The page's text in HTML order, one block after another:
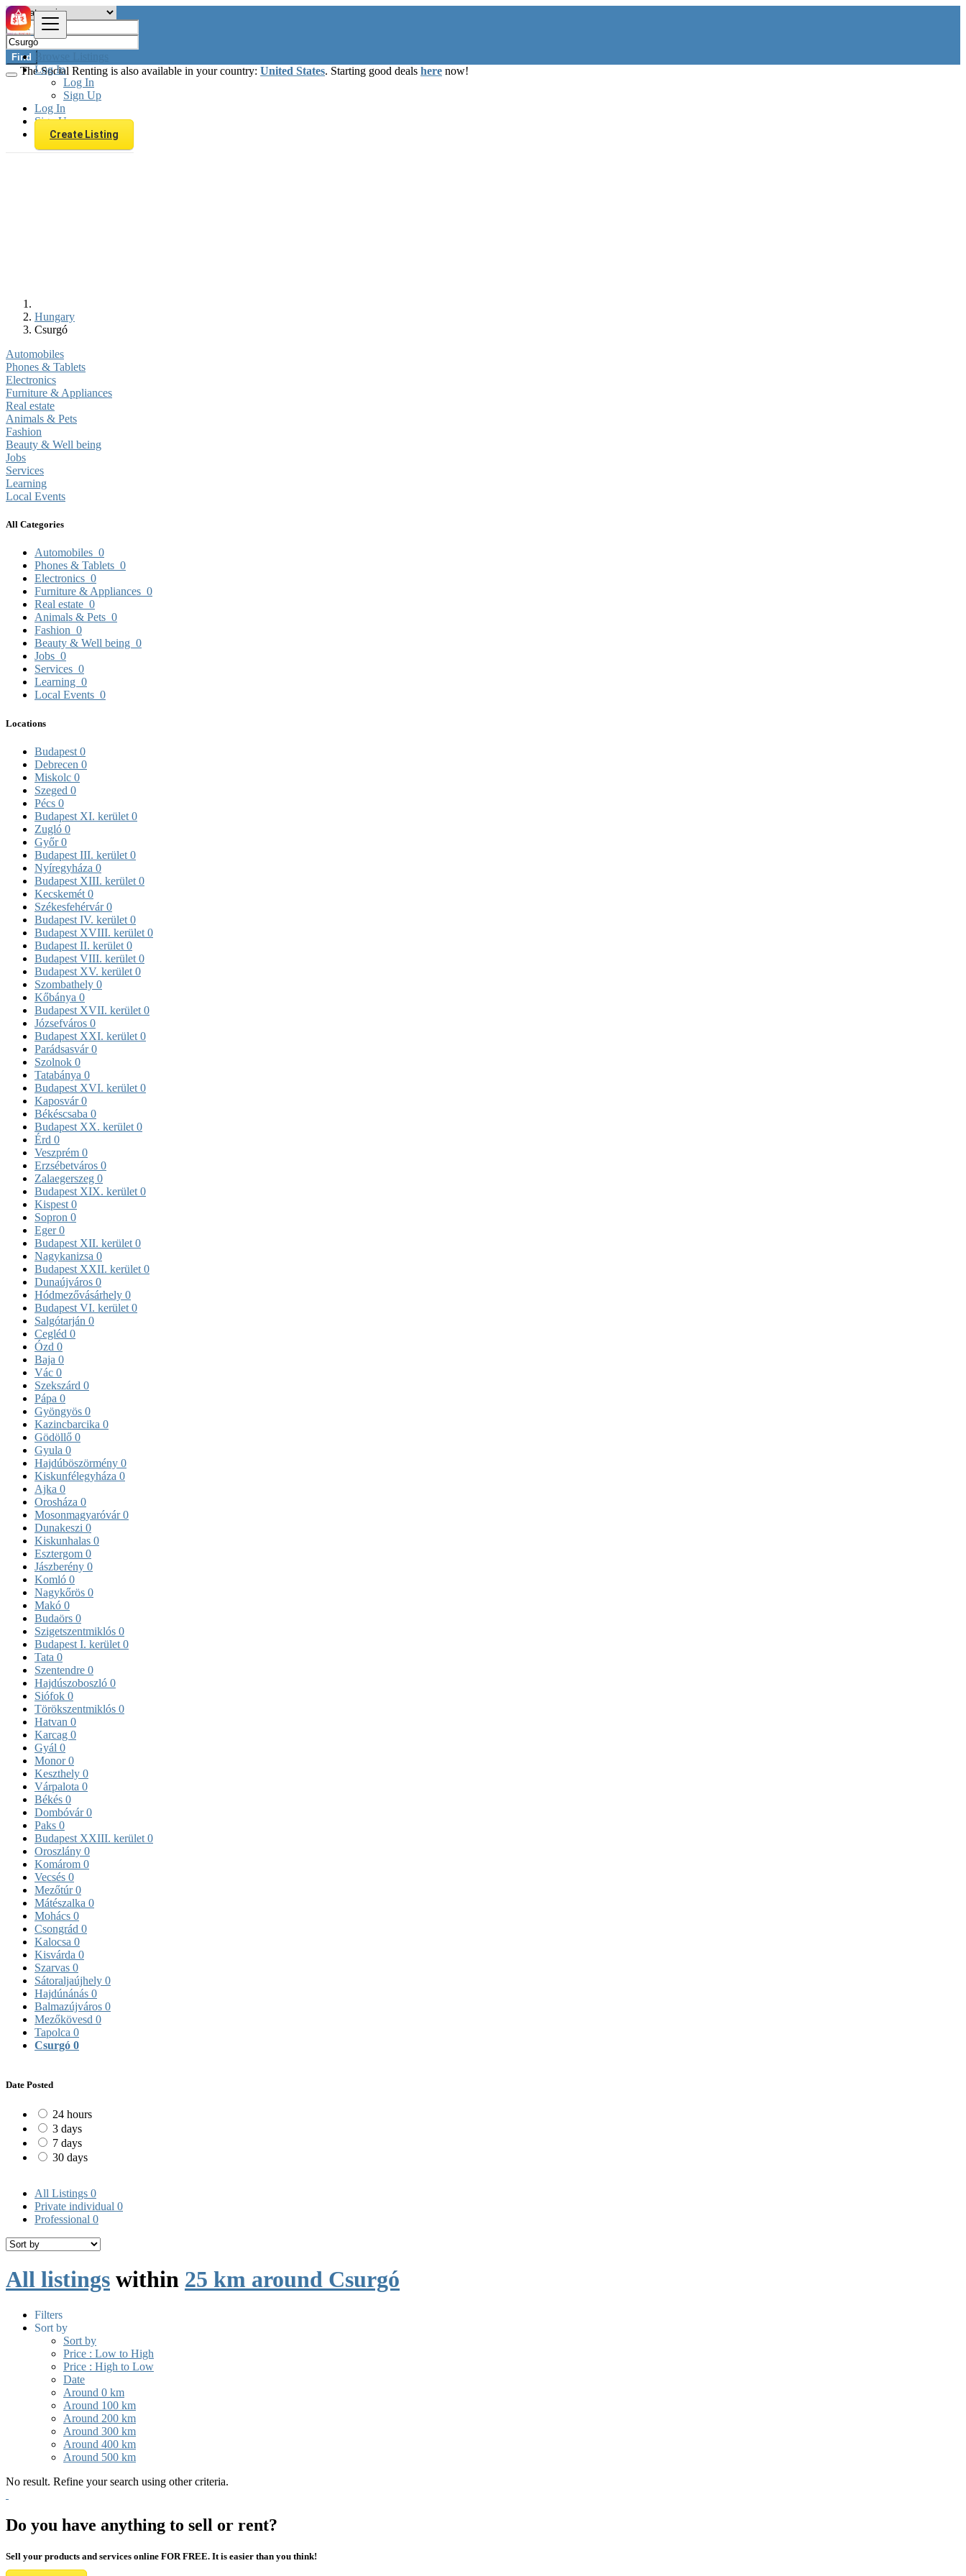
Browse Listings
Log In
Log In
Sign Up
Log In
Sign Up
Create Listing
Find
The Social Renting is also available in your country: United States. Starting good deals here now!
Hungary
Csurgó
Automobiles
Phones & Tablets
Electronics
Furniture & Appliances
Real estate
Animals & Pets
Fashion
Beauty & Well being
Jobs
Services
Learning
Local Events
All Categories
Automobiles 0
Phones & Tablets 0
Electronics 0
Furniture & Appliances 0
Real estate 0
Animals & Pets 0
Fashion 0
Beauty & Well being 0
Jobs 0
Services 0
Learning 0
Local Events 0
Locations
Budapest 0
Debrecen 0
Miskolc 0
Szeged 0
Pécs 0
Budapest XI. kerület 0
Zugló 0
Győr0
Budapest III. kerület 0
Nyíregyháza 0
Budapest XIII. kerület 0
Kecskemét 0
Székesfehérvár0
Budapest IV. kerület 0
Budapest XVIII. kerület 0
Budapest II. kerület 0
Budapest VIII. kerület 0
Budapest XV. kerület 0
Szombathely 0
Kőbánya 0
Budapest XVII. kerület 0
Józsefváros 0
Budapest XXI. kerület 0
Parádsasvár0
Szolnok 0
Tatabánya 0
Budapest XVI. kerület 0
Kaposvár0
Békéscsaba 0
Budapest XX. kerület 0
Érd 0
Veszprém 0
Erzsébetváros 0
Zalaegerszeg 0
Budapest XIX. kerület 0
Kispest 0
Sopron 0
Eger0
Budapest XII. kerület 0
Nagykanizsa 0
Budapest XXII. kerület 0
Dunaújváros 0
Hódmezővásárhely 0
Budapest VI. kerület 0
Salgótarján 0
Cegléd 0
Ózd 0
Baja 0
Vác 0
Szekszárd 0
Pápa 0
Gyöngyös 0
Kazincbarcika 0
Gödöllő 0
Gyula 0
Hajdúböszörmény 0
Kiskunfélegyháza 0
Ajka 0
Orosháza 0
Mosonmagyaróvár0
Dunakeszi 0
Kiskunhalas 0
Esztergom 0
Jászberény 0
Komló 0
Nagykőrös 0
Makó 0
Budaörs 0
Szigetszentmiklós 0
Budapest I. kerület 0
Tata 0
Szentendre 0
Hajdúszoboszló 0
Siófok 0
Törökszentmiklós 0
Hatvan 0
Karcag 0
Gyál 0
Monor0
Keszthely 0
Várpalota 0
Békés 0
Dombóvár0
Paks 0
Budapest XXIII. kerület 0
Oroszlány 0
Komárom 0
Vecsés 0
Mezőtúr0
Mátészalka 0
Mohács 0
Csongrád 0
Kalocsa 0
Kisvárda 0
Szarvas 0
Sátoraljaújhely 0
Hajdúnánás 0
Balmazújváros 0
Mezőkövesd 0
Tapolca 0
Csurgó 0
Date Posted
24 hours
3 days
7 days
30 days
All Listings 0
Private individual 0
Professional 0
All listings within 25 km around Csurgó
Filters
Sort by
Sort by
Price : Low to High
Price : High to Low
Date
Around 0 km
Around 100 km
Around 200 km
Around 300 km
Around 400 km
Around 500 km
No result. Refine your search using other criteria.
Do you have anything to sell or rent?
Sell your products and services online FOR FREE. It is easier than you think!